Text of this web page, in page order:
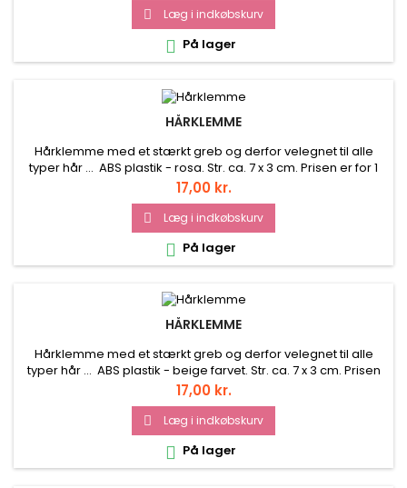
 Læg i indkøbskurv
 På lager
HÅRKLEMME
Hårklemme med et stærkt greb og derfor velegnet til alle
typer hår ... ABS plastik - rosa. Str. ca. 7 x 3 cm. Prisen er for 1
stk.
Pris
17,00 kr.
 Læg i indkøbskurv
 På lager
HÅRKLEMME
Hårklemme med et stærkt greb og derfor velegnet til alle
typer hår ... ABS plastik - beige farvet. Str. ca. 7 x 3 cm. Prisen
er for 1 stk.
Pris
17,00 kr.
 Læg i indkøbskurv
 På lager